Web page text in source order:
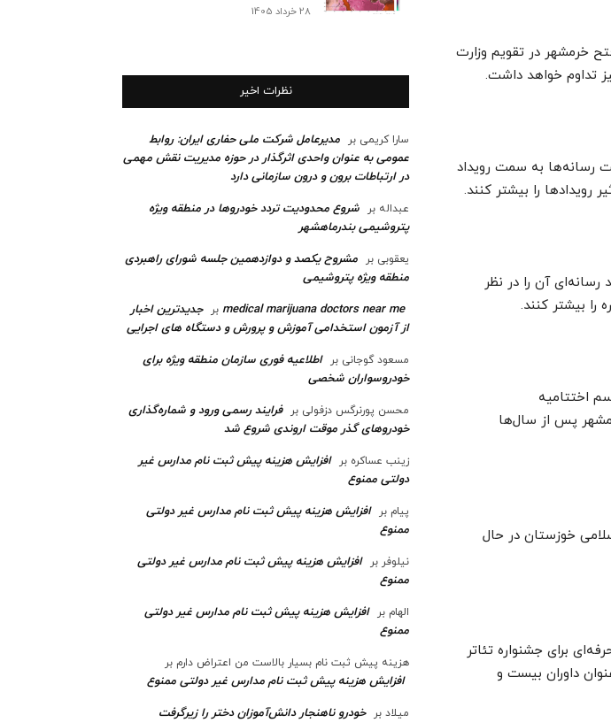
خرمشهر در تقویم وزارت
تداوم خواهد داشت.
رسانه‌ها به سمت رویداد
را بیشتر کنند.
رسانه‌ای آن را در نظر
را بیشتر کنند.
اختتامیه
پس از سال‌ها
خوزستان در حال
برای جشنواره تئاتر
داوران بیست و
28 خرداد 1405
نظرات اخیر
سارا کریمی بر
مدیرعامل شرکت ملی حفاری ایران: روابط
عمومی به عنوان واحدی اثرگذار در حوزه مدیریت نقش مهمی
در ارتباطات برون و درون سازمانی دارد
عبداله بر
شروع محدودیت تردد خودروها در منطقه ویژه
پتروشیمی بندرماهشهر
یعقوبی بر
مشروح یکصد و دوازدهمین جلسه شورای راهبردی
منطقه ویژه پتروشیمی‌
medical marijuana doctors near me بر
جدیدترین اخبار
از آزمون استخدامی آموزش و پرورش و دستگاه های اجرایی
مسعود گوجانی بر
اطلاعیه فوری سازمان منطقه ویژه برای
خودروسواران شخصی
محسن پورنرگس دزفولی بر
فرایند رسمی ورود و شماره‌گذاری
خودرو‌های گذر موقت اروندی شروع شد
زینب عساکره بر
افزایش هزینه پیش ثبت نام مدارس غیر
دولتی ممنوع
پیام بر
افزایش هزینه پیش ثبت نام مدارس غیر دولتی
ممنوع
نیلوفر بر
افزایش هزینه پیش ثبت نام مدارس غیر دولتی
ممنوع
الهام بر
افزایش هزینه پیش ثبت نام مدارس غیر دولتی
ممنوع
هزینه پیش ثبت نام بسیار بالاست من اعتراض دارم بر
افزایش هزینه پیش ثبت نام مدارس غیر دولتی ممنوع
میلاد بر خودرو ناهنجار دانش‌آموزان دختر را زیرگرفت